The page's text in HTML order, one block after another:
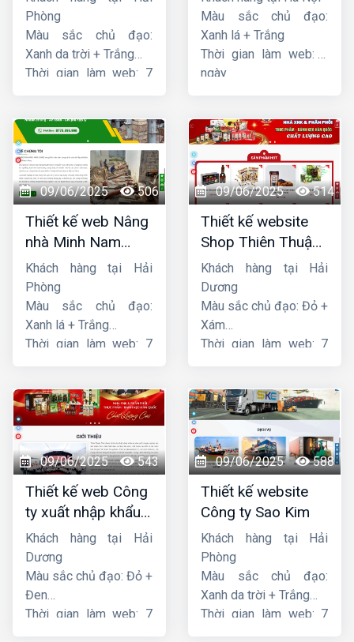
Phòng
Màu sắc chủ đạo:
Xanh da trời + Trắng
Thời gian làm web: 7
Màu sắc chủ đạo:
Xanh lá + Trắng
Thời gian làm web: 7
ngày
09/06/2025 506
Thiết kế web Nâng
nhà Minh Nam
Hoàng
Khách hàng tại Hải
Phòng
Màu sắc chủ đạo:
Xanh lá + Trắng
Thời gian làm web: 7
09/06/2025 514
Thiết kế website
Shop Thiên Thuận
Phát
Khách hàng tại Hải
Dương
Màu sắc chủ đạo: Đỏ +
Xám
Thời gian làm web: 7
09/06/2025 543
Thiết kế web Công
ty xuất nhập khẩu
Thiên Thuận Phát
Khách hàng tại Hải
Dương
Màu sắc chủ đạo: Đỏ +
Đen
Thời gian làm web: 7
09/06/2025 588
Thiết kế website
Công ty Sao Kim
Khách hàng tại Hải
Phòng
Màu sắc chủ đạo:
Xanh da trời + Trắng
Thời gian làm web: 7